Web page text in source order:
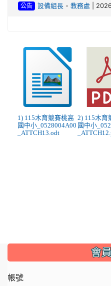
公告 設備組長- 教務處 |
1) 115木育競賽桃高
國中小_0528004A00
_ATTCH13.odt
2) 115木育
國中小
::: 會
帳號